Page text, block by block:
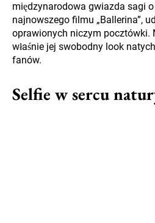
międzynarodowa gwiazda sagi
najnowszego filmu „Ballerina”,
oprawionych niczym pocztówki.
właśnie jej swobodny look
fanów.
Selfie w sercu